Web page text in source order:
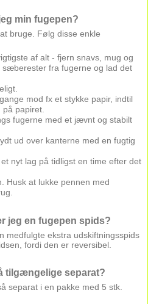
min fugepen?
bruge. Følg disse enkle
af alt - fjern snavs, mug og
fra fugerne og lad det
mod fx et stykke papir, indtil
papiret.
fugerne med et jævnt og stabilt
ud over kanterne med en fugtig
nyt lag på tidligst en time efter det
Husk at lukke pennen med
jeg en fugepen spids?
medfulgte ekstra udskiftningsspids
fordi den er reversibel.
tilgængelige separat?
separat i en pakke med 5 stk.